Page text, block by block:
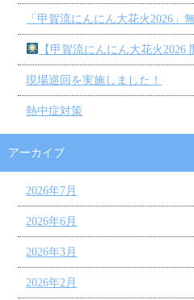
「甲賀流にんにん大花火2026」
【甲賀流にんにん大花火2026
現場巡回を実施しました！
熱中症対策
アーカイブ
2026年7月
2026年6月
2026年3月
2026年2月